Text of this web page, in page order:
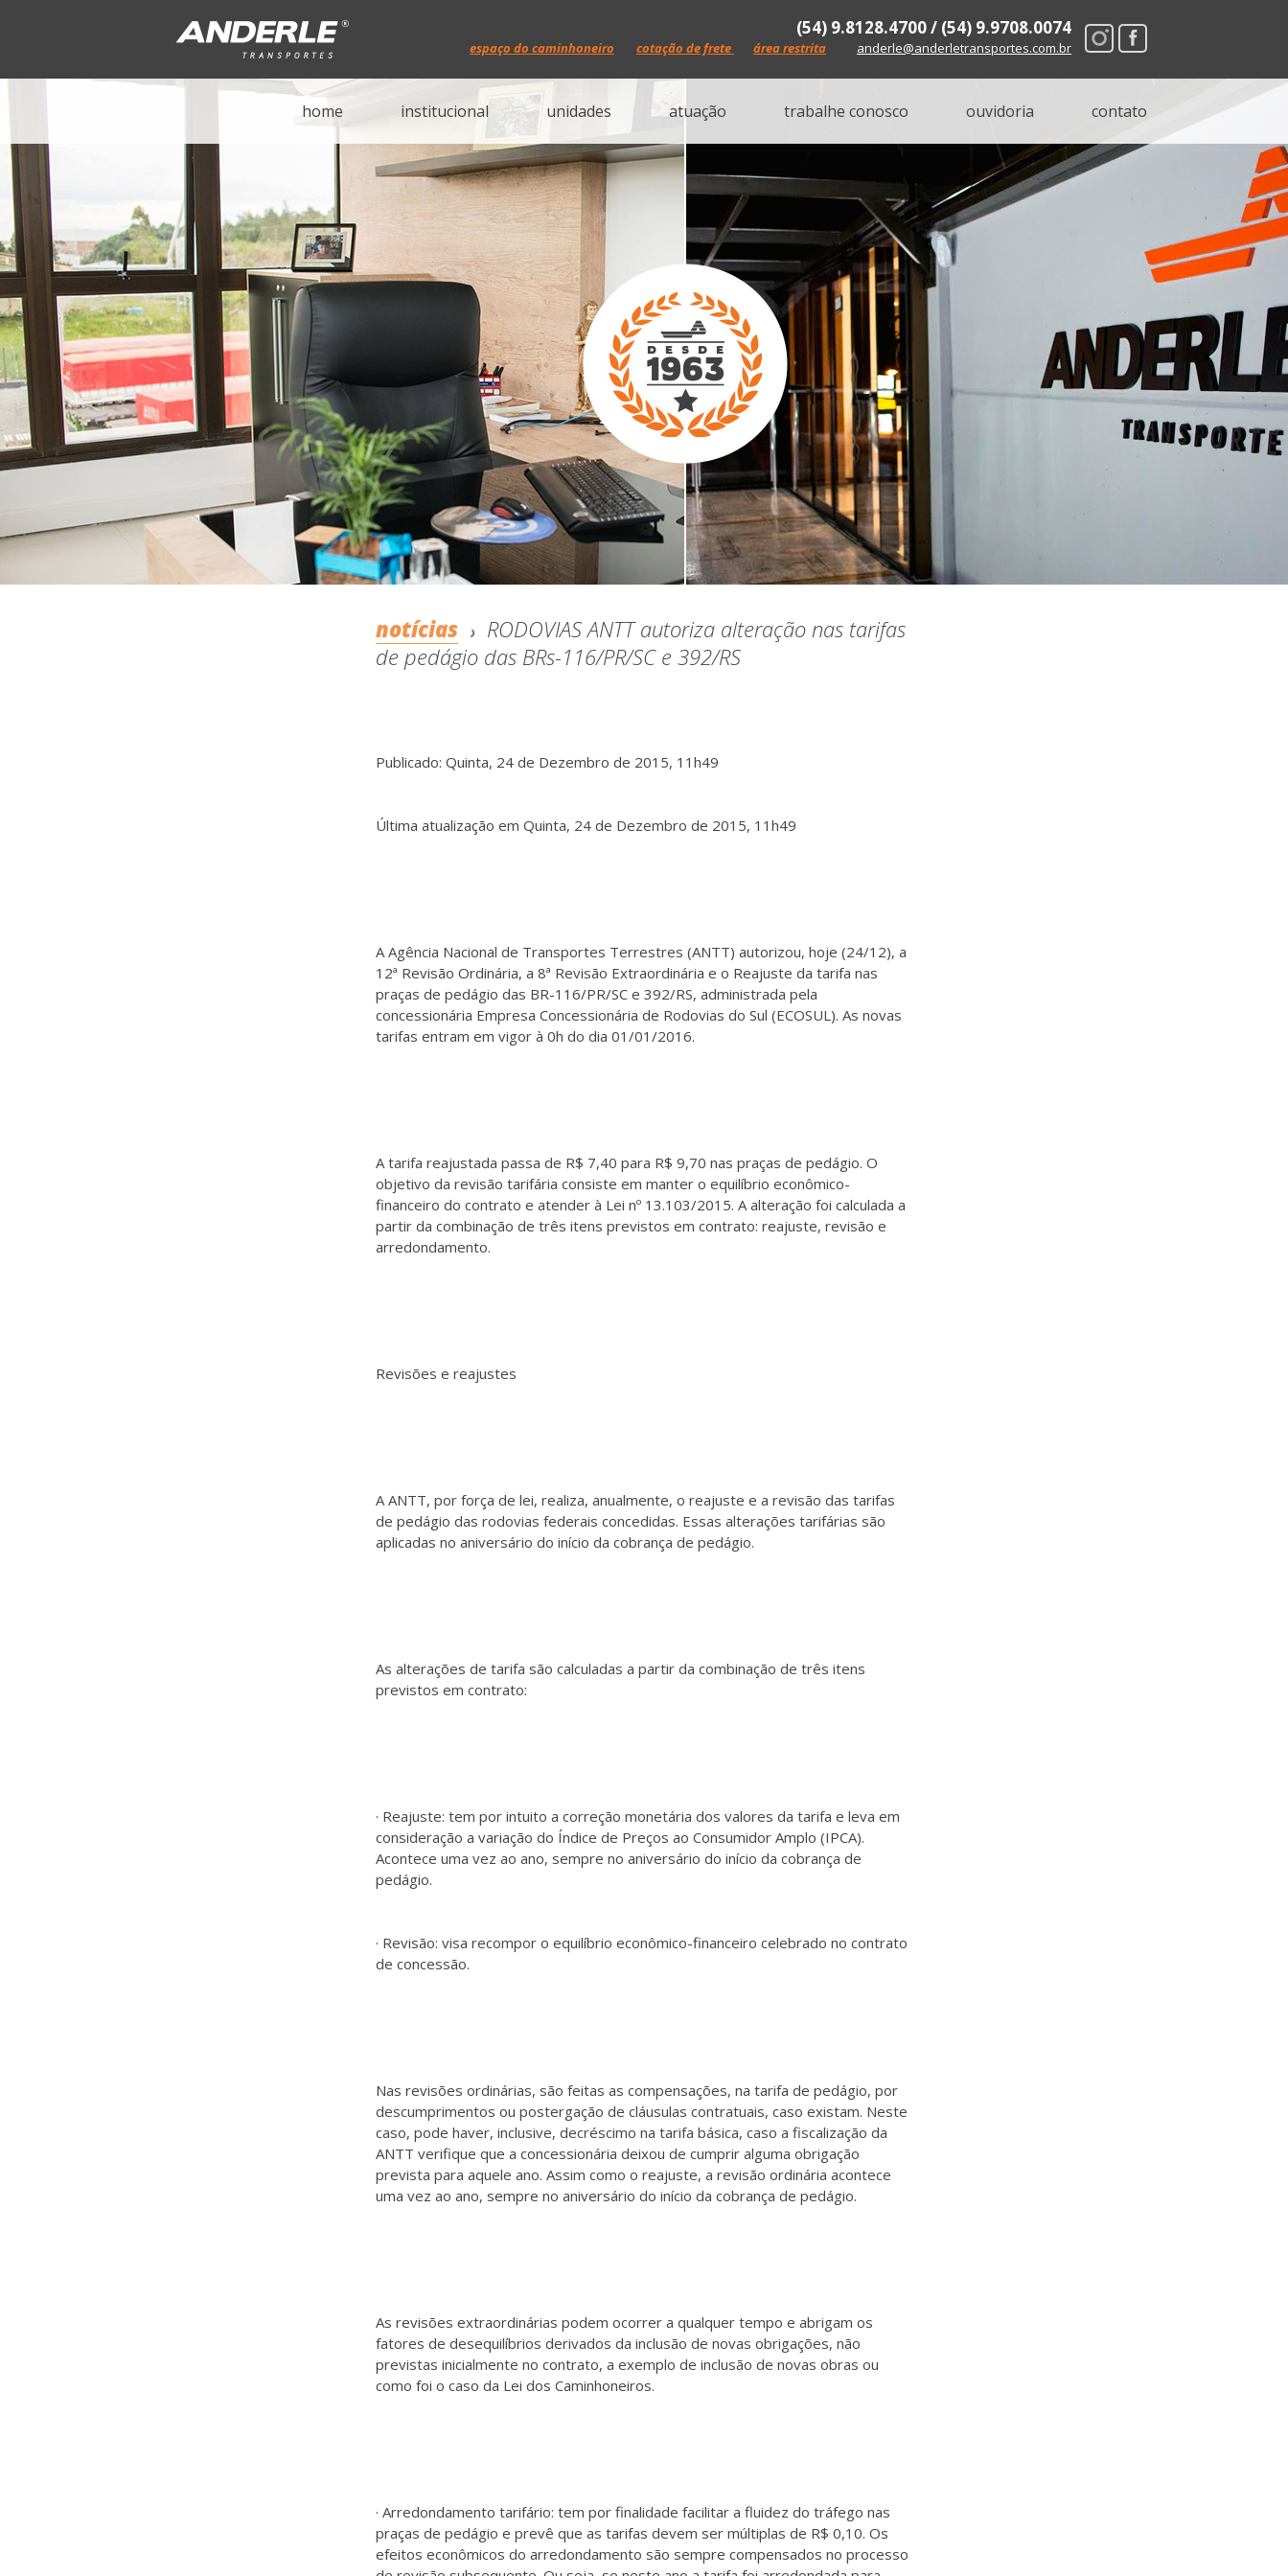
espaço do caminhoneiro cotação de frete área restrita
(54) 9.8128.4700 / (54) 9.9708.0074
anderle@anderletransportes.com.br
home institucional unidades atuação trabalhe conosco ouvidoria contato
notícias
RODOVIAS ANTT autoriza alteração nas tarifas
de pedágio das BRs-116/PR/SC e 392/RS
Publicado: Quinta, 24 de Dezembro de 2015, 11h49
Última atualização em Quinta, 24 de Dezembro de 2015, 11h49
A Agência Nacional de Transportes Terrestres (ANTT) autorizou, hoje (24/12), a
12ª Revisão Ordinária, a 8ª Revisão Extraordinária e o Reajuste da tarifa nas
praças de pedágio das BR-116/PR/SC e 392/RS, administrada pela
concessionária Empresa Concessionária de Rodovias do Sul (ECOSUL). As novas
tarifas entram em vigor à 0h do dia 01/01/2016.
A tarifa reajustada passa de R$ 7,40 para R$ 9,70 nas praças de pedágio. O
objetivo da revisão tarifária consiste em manter o equilíbrio econômico-
financeiro do contrato e atender à Lei nº 13.103/2015. A alteração foi calculada a
partir da combinação de três itens previstos em contrato: reajuste, revisão e
arredondamento.
Revisões e reajustes
A ANTT, por força de lei, realiza, anualmente, o reajuste e a revisão das tarifas
de pedágio das rodovias federais concedidas. Essas alterações tarifárias são
aplicadas no aniversário do início da cobrança de pedágio.
As alterações de tarifa são calculadas a partir da combinação de três itens
previstos em contrato:
· Reajuste: tem por intuito a correção monetária dos valores da tarifa e leva em
consideração a variação do Índice de Preços ao Consumidor Amplo (IPCA).
Acontece uma vez ao ano, sempre no aniversário do início da cobrança de
pedágio.
· Revisão: visa recompor o equilíbrio econômico-financeiro celebrado no contrato
de concessão.
Nas revisões ordinárias, são feitas as compensações, na tarifa de pedágio, por
descumprimentos ou postergação de cláusulas contratuais, caso existam. Neste
caso, pode haver, inclusive, decréscimo na tarifa básica, caso a fiscalização da
ANTT verifique que a concessionária deixou de cumprir alguma obrigação
prevista para aquele ano. Assim como o reajuste, a revisão ordinária acontece
uma vez ao ano, sempre no aniversário do início da cobrança de pedágio.
As revisões extraordinárias podem ocorrer a qualquer tempo e abrigam os
fatores de desequilíbrios derivados da inclusão de novas obrigações, não
previstas inicialmente no contrato, a exemplo de inclusão de novas obras ou
como foi o caso da Lei dos Caminhoneiros.
· Arredondamento tarifário: tem por finalidade facilitar a fluidez do tráfego nas
praças de pedágio e prevê que as tarifas devem ser múltiplas de R$ 0,10. Os
efeitos econômicos do arredondamento são sempre compensados no processo